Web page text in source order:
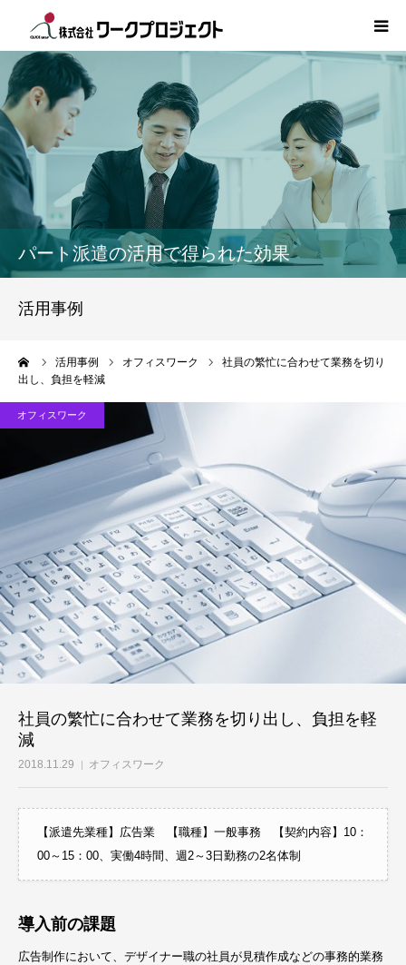
パート派遣の活用で得られた効果
活用事例
活用事例 オフィスワーク
社員の繁忙に合わせて業務を切り
出し、負担を軽減
オフィスワーク
社員の繁忙に合わせて業務を切り出し、負担を軽
減
2018.11.29 オフィスワーク
【派遣先業種】広告業 【職種】一般事務 【契約内容】10：
00～15：00、実働4時間、週2～3日勤務の2名体制
導入前の課題
広告制作において、デザイナー職の社員が見積作成などの事務的業務
TOP
初めての方
サービス
活用事例
インタビュー
お問い合わせ